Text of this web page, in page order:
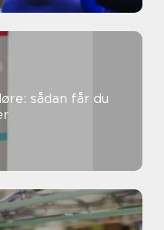
sådan får du